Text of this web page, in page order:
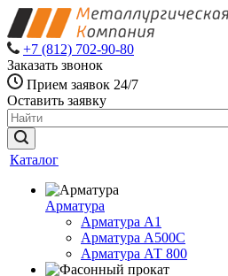
+7 (812) 702-90-80
Заказать звонок
Прием заявок 24/7
Оставить заявку
Каталог
Арматура
Арматура А1
Арматура А500С
Арматура АТ 800